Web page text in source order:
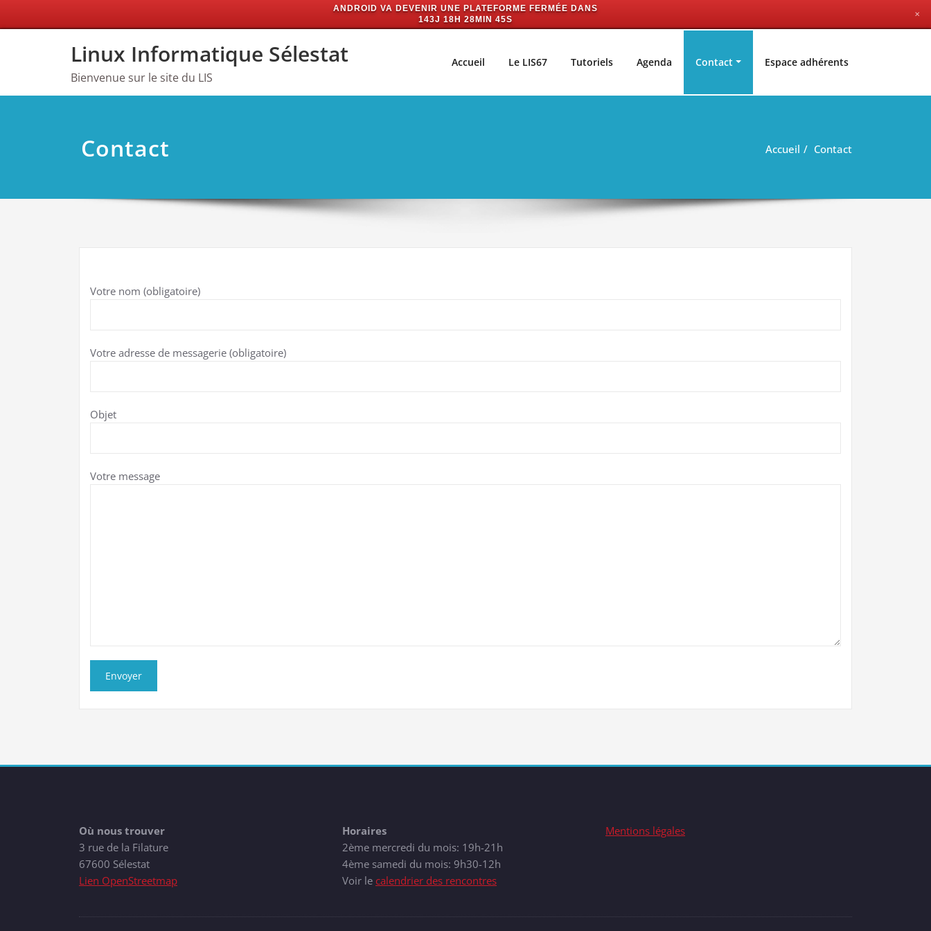
ANDROID VA DEVENIR UNE PLATEFORME FERMÉE DANS
143J 18H 28MIN 45S
✕
Linux Informatique Sélestat
Bienvenue sur le site du LIS
Accueil Le LIS67 Tutoriels Agenda Contact Espace adhérents
Contact Accueil Contact
Votre nom (obligatoire)
Votre adresse de messagerie (obligatoire)
Objet
Votre message
Où nous trouver
3 rue de la Filature
67600 Sélestat
Lien OpenStreetmap
Horaires
2ème mercredi du mois: 19h-21h
4ème samedi du mois: 9h30-12h
Voir le calendrier des rencontres
Mentions légales